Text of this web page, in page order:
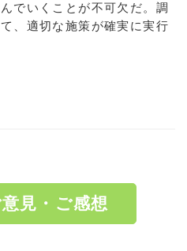
でいくことが不可欠だ。調
、適切な施策が確実に実行
見・ご感想